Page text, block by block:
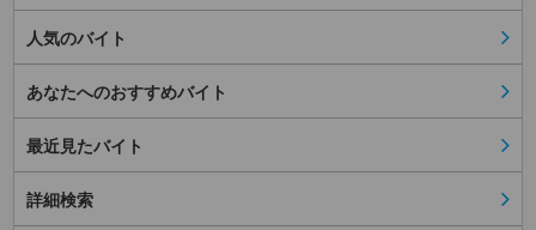
人気のバイト
あなたへのおすすめバイト
最近見たバイト
詳細検索